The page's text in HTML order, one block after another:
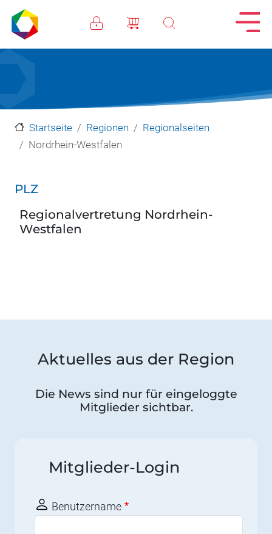
Direkt zum Inhalt
Startseite Regionen
Regionalseiten
Nordrhein-Westfalen
PLZ
Regionalvertretung Nordrhein-
Westfalen
Aktuelles aus der Region
Die News sind nur für eingeloggte
Mitglieder sichtbar.
Mitglieder-Login
Benutzername